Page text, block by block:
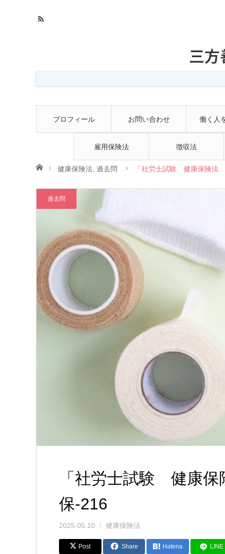
三
プロフィール お問い合わせ 働く人
雇用保険法 徴収法
ホーム健康保険法 過去問 「社労士試験 健康保険法
過去問
「社労士試験 健康
保-216
2025.05.10 健康保険法
Post Share Hatena LINE